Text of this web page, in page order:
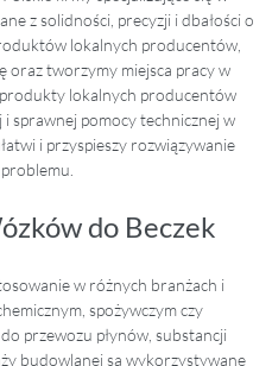
z solidności, precyzji i dbałości o
lokalnych producentów,
oraz tworzymy miejsca pracy w
lokalnych producentów
i sprawnej pomocy technicznej w
i przyspieszy rozwiązywanie
do Beczek
w różnych branżach i
spożywczym czy
przewozu płynów, substancji
budowlanej są wykorzystywane